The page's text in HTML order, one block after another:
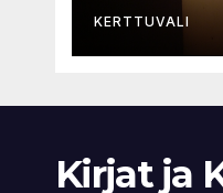
KERTTUVALI
Kirjat ja